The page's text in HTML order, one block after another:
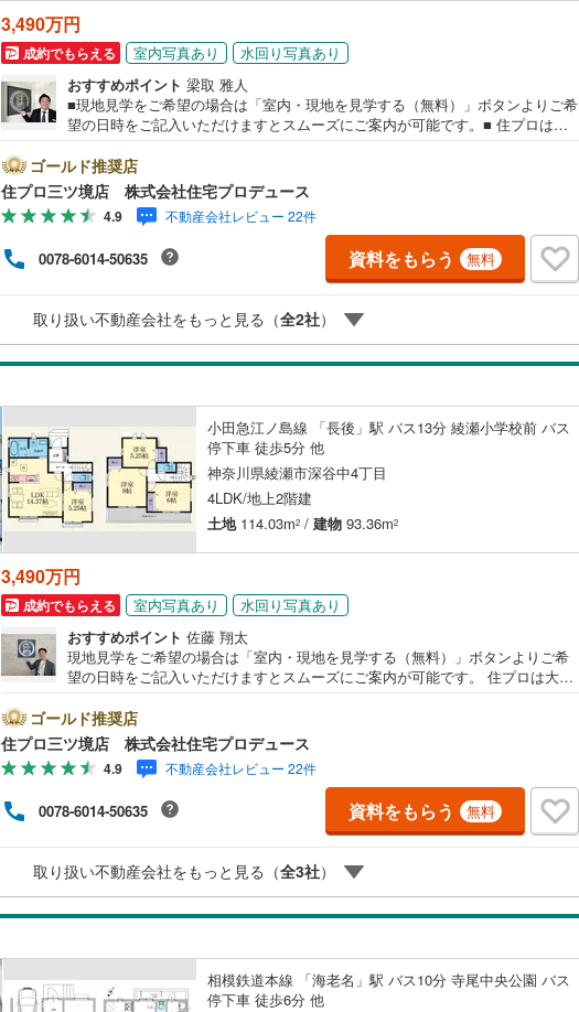
3,490万円
成約でもらえる 室内写真あり
水回り写真あり
おすすめポイント 梁取 雅人
■現地見学をご希望の場合は「室内・現地を見学する（無料）」ボタンよりご希
望の日時をご記入いただけますとスムーズにご案内が可能です。■ 住プロは大
アの不動産売買専門会社です！最新物件情報や当社限定で販売する物件情報も
多数ございますので、お気軽にお問合せ下さい！ -------------- 弊社独自の住宅ロ
ーン提案システム 弊社ではファイナンシャル専門スタッフによる【丁寧な資金
アドバイス】【ファイナンシャルプラン提案書の作成】を随時行っておりま
す。意外に知らないお客様が多い【定年時の住宅ローン残高】【住宅購入者だ
けが加入できる無料の生命保険】【13年間もらえる、国からの特別ボーナス】
これから多くなる【教育費】住宅を買った後から始まる【住宅ローン返済】65
安な部分を明確にしていきませんか？？ --------------
ゴールド推奨店
住プロ三ツ境店 株式会社住宅プロデュース
4.9 不動産会社レビュー 22件
0078-6014-50635 資料をもらう 無料
取り扱い不動産会社をもっと見る（全2社）
小田急江ノ島線 「長後」駅 バス13分 綾瀬小学校前 バス
停下車 徒歩5分 他
神奈川県綾瀬市深谷中4丁目
4LDK/地上2階建
土地114.03m2 / 建物 93.36m2
3,490万円
成約でもらえる 室内写真あり
水回り写真あり
おすすめポイント 佐藤 翔太
現地見学をご希望の場合は「室内・現地を見学する（無料）」ボタンよりご希
望の日時をご記入いただけますとスムーズにご案内が可能です。 住プロは大和
の不動産売買専門会社です！最新物件情報や当社限定で販売する物件情報も多
数ございますので、お気軽にお問合せ下さい！ -------------- 弊社独自の住宅ロー
ン提案システム 弊社ではファイナンシャル専門スタッフによる【丁寧な資金ア
ドバイス】【ファイナンシャルプラン提案書の作成】を随時行っております。
意外に知らないお客様が多い【定年時の住宅ローン残高】【住宅購入者だけが
加入できる無料の生命保険】【13年間もらえる、国からの特別ボーナス】これ
から多くなる【教育費】住宅を買った後から始まる【住宅ローン返済】65歳以
部分を明確にしていきませんか？？ --------------
ゴールド推奨店
住プロ三ツ境店 株式会社住宅プロデュース
4.9 不動産会社レビュー 22件
0078-6014-50635 資料をもらう 無料
取り扱い不動産会社をもっと見る（全3社）
相模鉄道本線 「海老名」駅 バス10分 寺尾中央公園 バス
停下車 徒歩6分 他